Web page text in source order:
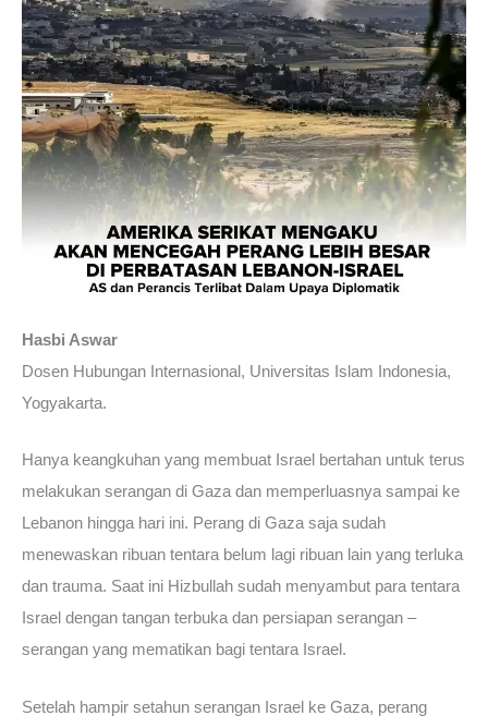
Hasbi Aswar
Dosen Hubungan Internasional, Universitas Islam Indonesia,
Yogyakarta.
Hanya keangkuhan yang membuat Israel bertahan untuk terus
melakukan serangan di Gaza dan memperluasnya sampai ke
Lebanon hingga hari ini. Perang di Gaza saja sudah
menewaskan ribuan tentara belum lagi ribuan lain yang terluka
dan trauma. Saat ini Hizbullah sudah menyambut para tentara
Israel dengan tangan terbuka dan persiapan serangan –
serangan yang mematikan bagi tentara Israel.
Setelah hampir setahun serangan Israel ke Gaza, perang